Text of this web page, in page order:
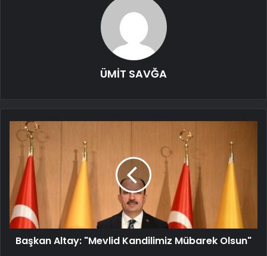
ÜMİT SAVĞA
Başkan Altay: "Mevlid Kandilimiz Mübarek Olsun"